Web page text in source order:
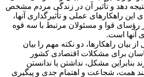
دهد و تأثیر آن در زندگی مردم مشخص
این راهکارهای عملی و تأثیرگذاری آنها،
قوا و مسئولان مرتبط با سه قوه
آنها است.
بیان راهکارها، دو نکته مهم را بیان
برای مشکلات اقتصادی کشور
بنابراین مشکل، نداشتن یا ندانستن
همت، شجاعت و اهتمام جدی و پیگیری